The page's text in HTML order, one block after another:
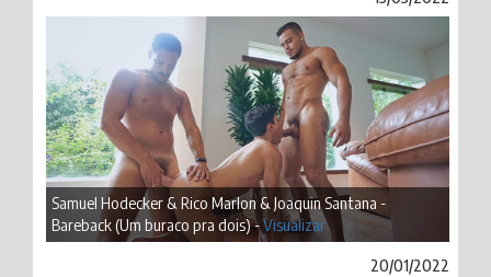
Samuel Hodecker & Rico Marlon & Joaquin Santana -
Bareback (Um buraco pra dois) -Visualizar
20/01/2022